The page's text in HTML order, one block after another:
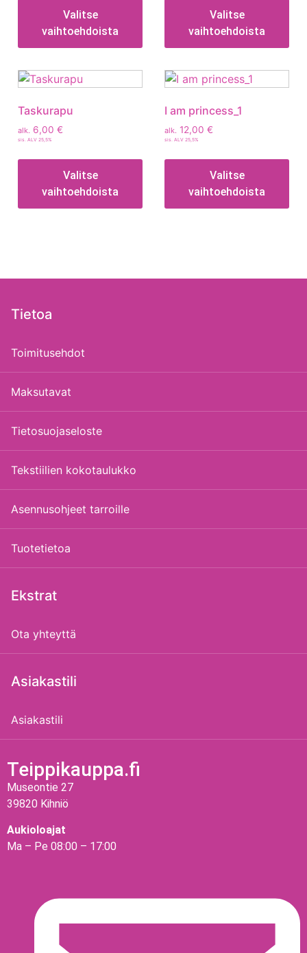
Valitse
vaihtoehdoista
Valitse
vaihtoehdoista
Taskurapu
alk. 6,00 €
sis. ALV 25,5%
Valitse
vaihtoehdoista
I am princess_1
alk. 12,00 €
sis. ALV 25,5%
Valitse
vaihtoehdoista
Tietoa
Toimitusehdot
Maksutavat
Tietosuojaseloste
Tekstiilien kokotaulukko
Asennusohjeet tarroille
Tuotetietoa
Ekstrat
Ota yhteyttä
Asiakastili
Asiakastili
Teippikauppa.fi
Museontie 27
39820 Kihniö
Aukioloajat
Ma – Pe 08:00 – 17:00